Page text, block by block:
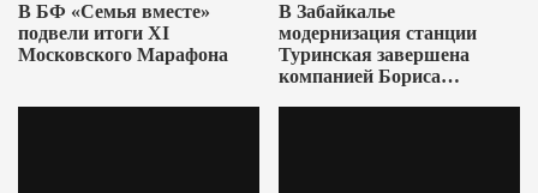
В БФ «Семья вместе»
подвели итоги XI
Московского Марафона
В Забайкалье
модернизация станции
Туринская завершена
компанией Бориса